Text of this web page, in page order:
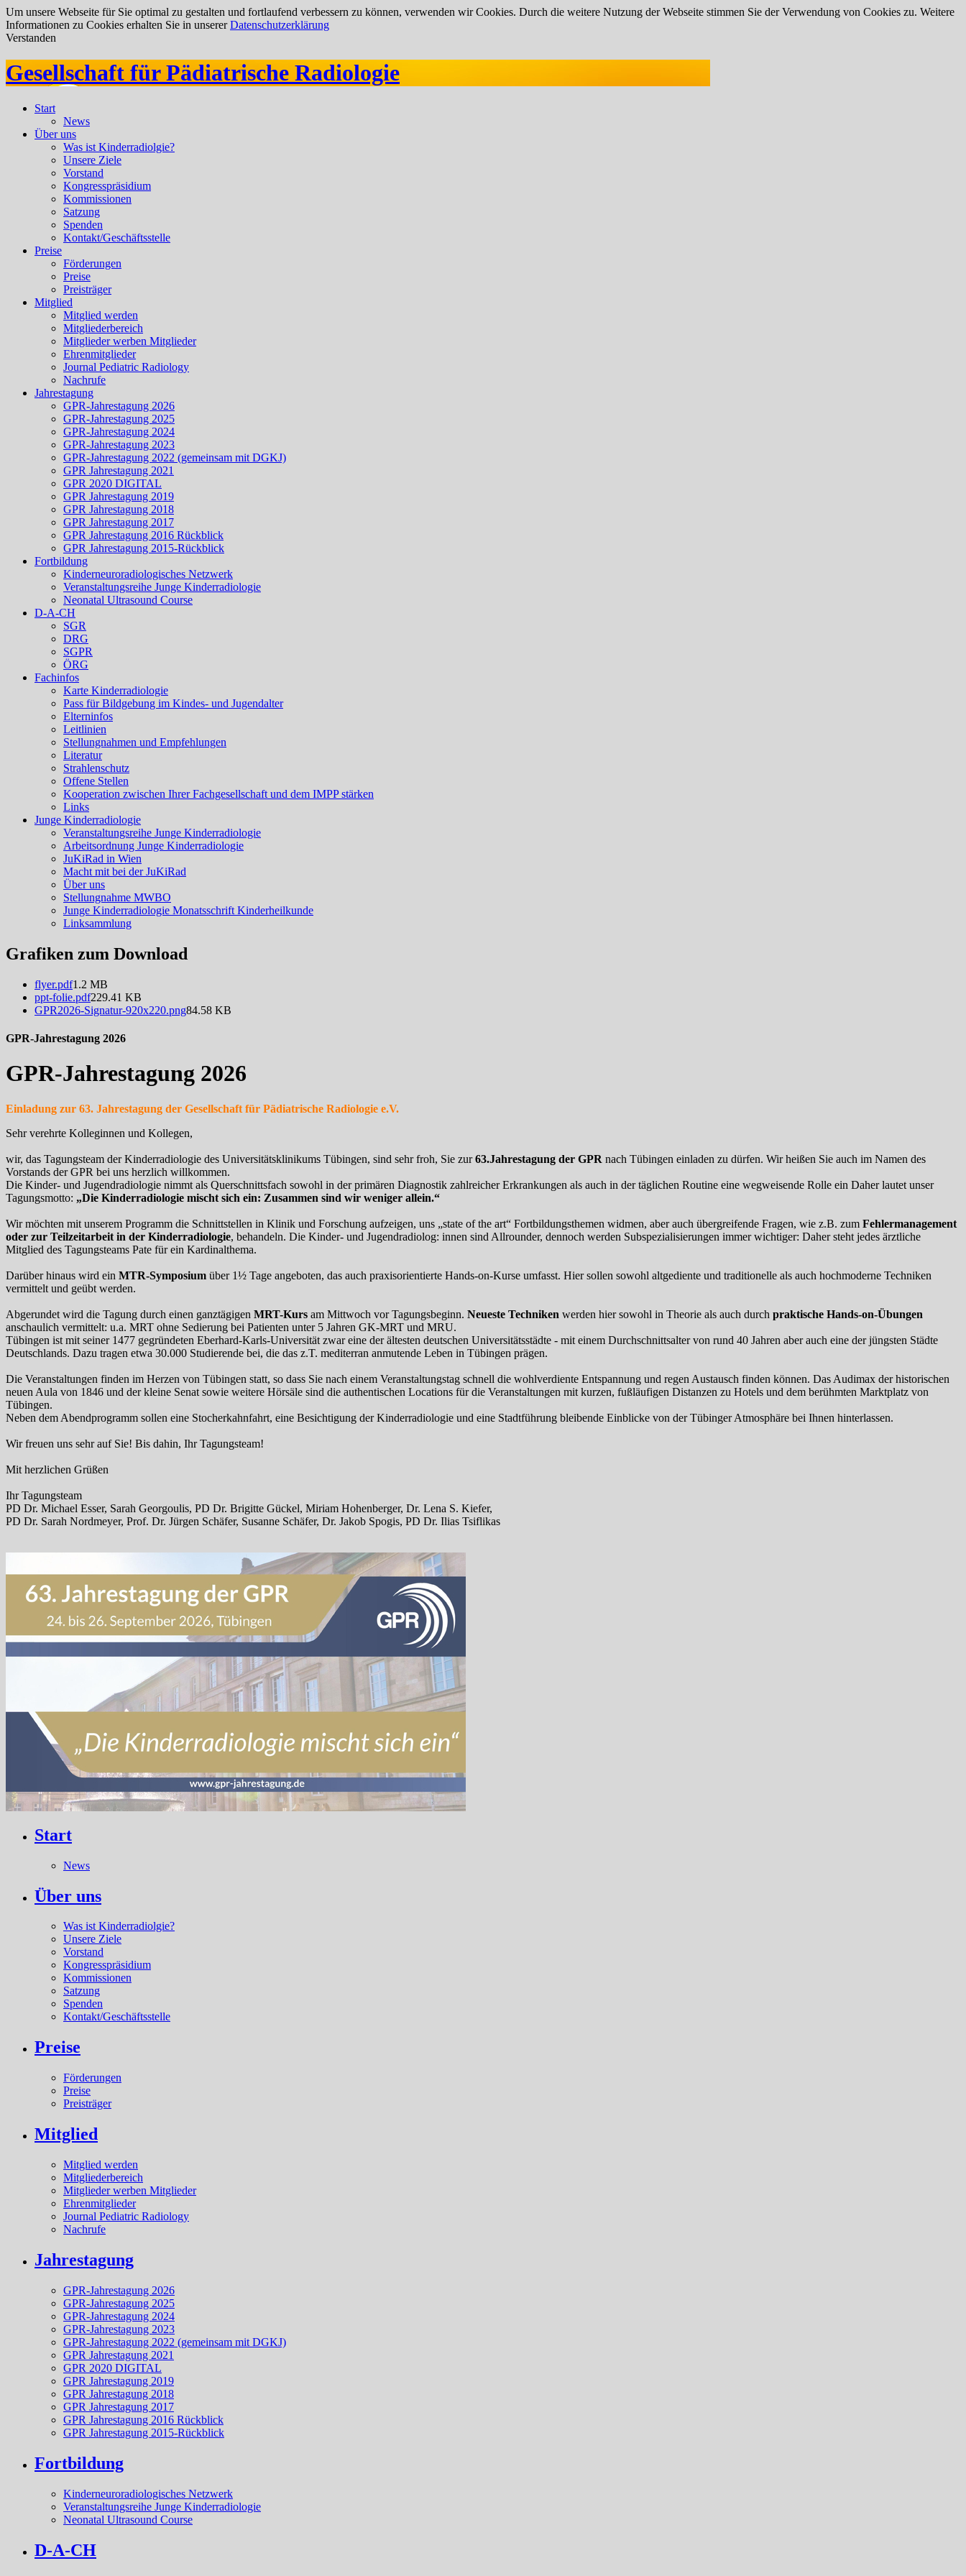
Um unsere Webseite für Sie optimal zu gestalten und fortlaufend verbessern zu können, verwenden wir Cookies. Durch die weitere Nutzung der Webseite stimmen Sie der Verwendung von Cookies zu. Weitere
Informationen zu Cookies erhalten Sie in unsererDatenschutzerklärung
Verstanden
Gesellschaft für Pädiatrische Radiologie
Start
News
Über uns
Was ist Kinderradiolgie?
Unsere Ziele
Vorstand
Kongresspräsidium
Kommissionen
Satzung
Spenden
Kontakt/Geschäftsstelle
Preise
Förderungen
Preise
Preisträger
Mitglied
Mitglied werden
Mitgliederbereich
Mitglieder werben Mitglieder
Ehrenmitglieder
Journal Pediatric Radiology
Nachrufe
Jahrestagung
GPR-Jahrestagung 2026
GPR-Jahrestagung 2025
GPR-Jahrestagung 2024
GPR-Jahrestagung 2023
GPR-Jahrestagung 2022 (gemeinsam mit DGKJ)
GPR Jahrestagung 2021
GPR 2020 DIGITAL
GPR Jahrestagung 2019
GPR Jahrestagung 2018
GPR Jahrestagung 2017
GPR Jahrestagung 2016 Rückblick
GPR Jahrestagung 2015-Rückblick
Fortbildung
Kinderneuroradiologisches Netzwerk
Veranstaltungsreihe Junge Kinderradiologie
Neonatal Ultrasound Course
D-A-CH
SGR
DRG
SGPR
ÖRG
Fachinfos
Karte Kinderradiologie
Pass für Bildgebung im Kindes- und Jugendalter
Elterninfos
Leitlinien
Stellungnahmen und Empfehlungen
Literatur
Strahlenschutz
Offene Stellen
Kooperation zwischen Ihrer Fachgesellschaft und dem IMPP stärken
Links
Junge Kinderradiologie
Veranstaltungsreihe Junge Kinderradiologie
Arbeitsordnung Junge Kinderradiologie
JuKiRad in Wien
Macht mit bei der JuKiRad
Über uns
Stellungnahme MWBO
Junge Kinderradiologie Monatsschrift Kinderheilkunde
Linksammlung
Grafiken zum Download
flyer.pdf1.2 MB
ppt-folie.pdf229.41 KB
GPR2026-Signatur-920x220.png84.58 KB
GPR-Jahrestagung 2026
GPR-Jahrestagung 2026
Einladung zur 63. Jahrestagung der Gesellschaft für Pädiatrische Radiologie e.V.
Sehr verehrte Kolleginnen und Kollegen,
wir, das Tagungsteam der Kinderradiologie des Universitätsklinikums Tübingen, sind sehr froh, Sie zur63.Jahrestagung der GPR nach Tübingen einladen zu dürfen. Wir heißen Sie auch im Namen des
Vorstands der GPR bei uns herzlich willkommen.
Die Kinder- und Jugendradiologie nimmt als Querschnittsfach sowohl in der primären Diagnostik zahlreicher Erkrankungen als auch in der täglichen Routine eine wegweisende Rolle ein Daher lautet unser
Tagungsmotto: „Die Kinderradiologie mischt sich ein: Zusammen sind wir weniger allein.“
Wir möchten mit unserem Programm die Schnittstellen in Klinik und Forschung aufzeigen, uns „state of the art“ Fortbildungsthemen widmen, aber auch übergreifende Fragen, wie z.B. zum Fehlermanagement
oder zur Teilzeitarbeit in der Kinderradiologie, behandeln. Die Kinder- und Jugendradiolog: innen sind Allrounder, dennoch werden Subspezialisierungen immer wichtiger: Daher steht jedes ärztliche
Mitglied des Tagungsteams Pate für ein Kardinalthema.
Darüber hinaus wird ein MTR-Symposium über 1½ Tage angeboten, das auch praxisorientierte Hands-on-Kurse umfasst. Hier sollen sowohl altgediente und traditionelle als auch hochmoderne Techniken
vermittelt und geübt werden.
Abgerundet wird die Tagung durch einen ganztägigen MRT-Kurs am Mittwoch vor Tagungsbeginn. Neueste Techniken werden hier sowohl in Theorie als auch durch praktische Hands-on-Übungen
anschaulich vermittelt: u.a. MRT ohne Sedierung bei Patienten unter 5 Jahren GK-MRT und MRU.
Tübingen ist mit seiner 1477 gegründeten Eberhard-Karls-Universität zwar eine der ältesten deutschen Universitätsstädte - mit einem Durchschnittsalter von rund 40 Jahren aber auch eine der jüngsten Städte
Deutschlands. Dazu tragen etwa 30.000 Studierende bei, die das z.T. mediterran anmutende Leben in Tübingen prägen.
Die Veranstaltungen finden im Herzen von Tübingen statt, so dass Sie nach einem Veranstaltungstag schnell die wohlverdiente Entspannung und regen Austausch finden können. Das Audimax der historischen
neuen Aula von 1846 und der kleine Senat sowie weitere Hörsäle sind die authentischen Locations für die Veranstaltungen mit kurzen, fußläufigen Distanzen zu Hotels und dem berühmten Marktplatz von
Tübingen.
Neben dem Abendprogramm sollen eine Stocherkahnfahrt, eine Besichtigung der Kinderradiologie und eine Stadtführung bleibende Einblicke von der Tübinger Atmosphäre bei Ihnen hinterlassen.
Wir freuen uns sehr auf Sie! Bis dahin, Ihr Tagungsteam!
Mit herzlichen Grüßen
Ihr Tagungsteam
PD Dr. Michael Esser, Sarah Georgoulis, PD Dr. Brigitte Gückel, Miriam Hohenberger, Dr. Lena S. Kiefer,
PD Dr. Sarah Nordmeyer, Prof. Dr. Jürgen Schäfer, Susanne Schäfer, Dr. Jakob Spogis, PD Dr. Ilias Tsiflikas
Start
News
Über uns
Was ist Kinderradiolgie?
Unsere Ziele
Vorstand
Kongresspräsidium
Kommissionen
Satzung
Spenden
Kontakt/Geschäftsstelle
Preise
Förderungen
Preise
Preisträger
Mitglied
Mitglied werden
Mitgliederbereich
Mitglieder werben Mitglieder
Ehrenmitglieder
Journal Pediatric Radiology
Nachrufe
Jahrestagung
GPR-Jahrestagung 2026
GPR-Jahrestagung 2025
GPR-Jahrestagung 2024
GPR-Jahrestagung 2023
GPR-Jahrestagung 2022 (gemeinsam mit DGKJ)
GPR Jahrestagung 2021
GPR 2020 DIGITAL
GPR Jahrestagung 2019
GPR Jahrestagung 2018
GPR Jahrestagung 2017
GPR Jahrestagung 2016 Rückblick
GPR Jahrestagung 2015-Rückblick
Fortbildung
Kinderneuroradiologisches Netzwerk
Veranstaltungsreihe Junge Kinderradiologie
Neonatal Ultrasound Course
D-A-CH